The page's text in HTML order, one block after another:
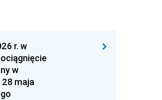
r. w
w
28 maja